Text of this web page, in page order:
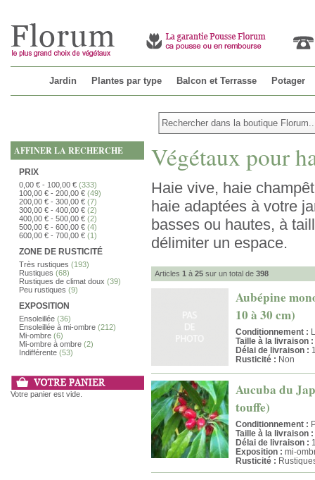
Jardin Plantes par type Balcon et Terrasse Potager
AFFINER LA RECHERCHE
PRIX
0,00 € - 100,00 € (333)
100,00 € - 200,00 € (49)
200,00 € - 300,00 € (7)
300,00 € - 400,00 € (2)
400,00 € - 500,00 € (2)
500,00 € - 600,00 € (4)
600,00 € - 700,00 € (1)
ZONE DE RUSTICITÉ
Très rustiques (193)
Rustiques (68)
Rustiques de climat doux (39)
Peu rustiques (9)
EXPOSITION
Ensoleillée (36)
Ensoleillée à mi-ombre (212)
Mi-ombre (6)
Mi-ombre à ombre (2)
Indifférente (53)
Votre panier est vide.
Végétaux pour
Haie vive, haie
haie adaptées à votre
basses ou hautes, à
délimiter un espace.
Articles 1 à 25 sur un total de 398
Aubépine
10 à 30 cm)
Conditionnement :
Taille à la livraison :
Délai de livraison :
Rusticité : Non
Aucuba du
touffe)
Conditionnement :
Taille à la livraison :
Délai de livraison :
Exposition : mi-
Rusticité :